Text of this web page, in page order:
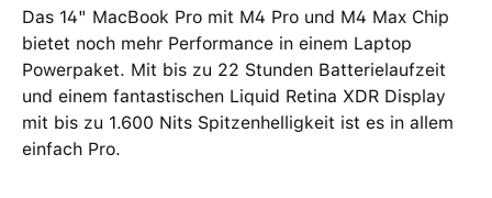
Das 14" MacBook Pro mit M4 Pro und M4 Max Chip
bietet noch mehr Performance in einem Laptop
Powerpaket. Mit bis zu 22 Stunden Batterielaufzeit
und einem fantastischen Liquid Retina XDR Display
mit bis zu 1.600 Nits Spitzenhelligkeit ist es in allem
einfach Pro.